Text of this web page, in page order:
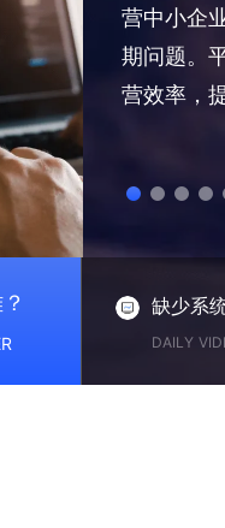
营中小企
期问题。
营效率，
现智能分
缺少系
DAILY